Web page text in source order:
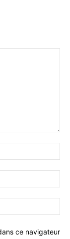
:*
:*
:
ce navigateur